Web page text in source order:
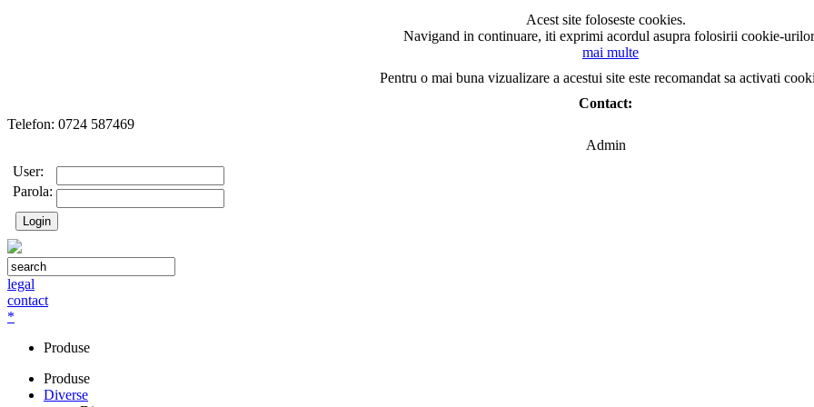
Acest site foloseste cookies.
Navigand in continuare, iti exprimi acordul asupra folosirii cookie-
mai multe
Pentru o mai buna vizualizare a acestui site este recomandat sa activati
Contact:
Telefon: 0724 587469
Admin
User:
Parola:
legal
contact
*
Produse
Produse
Diverse